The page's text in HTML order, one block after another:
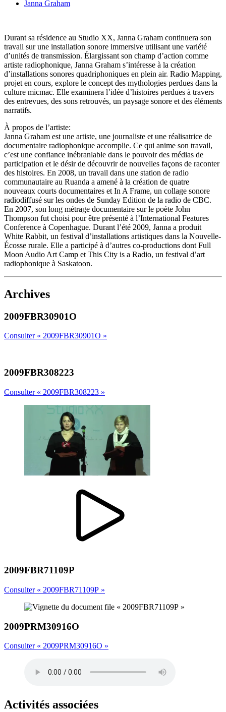
Janna Graham
Durant sa résidence au Studio XX, Janna Graham continuera son
travail sur une installation sonore immersive utilisant une variété
d’unités de transmission. Élargissant son champ d’action comme
artiste radiophonique, Janna Graham s’intéresse à la création
d’installations sonores quadriphoniques en plein air. Radio Mapping,
projet en cours, explore le concept des mythologies perdues dans la
culture micmac. Elle examinera l’idée d’histoires perdues à travers
des entrevues, des sons retrouvés, un paysage sonore et des éléments
narratifs.
À propos de l’artiste:
Janna Graham est une artiste, une journaliste et une réalisatrice de
documentaire radiophonique accomplie. Ce qui anime son travail,
c’est une confiance inébranlable dans le pouvoir des médias de
participation et le désir de découvrir de nouvelles façons de raconter
des histoires. En 2008, un travail dans une station de radio
communautaire au Ruanda a amené à la création de quatre
nouveaux courts documentaires et In A Frame, un collage sonore
radiodiffusé sur les ondes de Sunday Edition de la radio de CBC.
En 2007, son long métrage documentaire sur le poète John
Thompson fut choisi pour être présenté à l’International Features
Conference à Copenhague. Durant l’été 2009, Janna a produit
White Rabbit, un festival d’installations artistiques dans la Nouvelle-
Écosse rurale. Elle a participé à d’autres co-productions dont Full
Moon Audio Art Camp et This City is a Radio, un festival d’art
radiophonique à Saskatoon.
Archives
2009FBR30901O
Consulter « 2009FBR30901O »
2009FBR308223
Consulter « 2009FBR308223 »
2009FBR71109P
Consulter « 2009FBR71109P »
2009PRM30916O
Consulter « 2009PRM30916O »
Activités associées